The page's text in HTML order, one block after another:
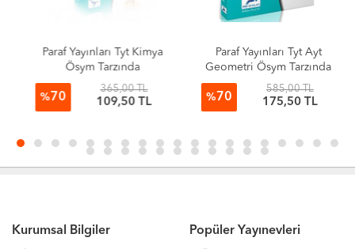
Paraf Yayınları Tyt Kimya
Ösym Tarzında
Hazırlanmış Soru
Kütüphanesi
%70
365,00 TL
109,50 TL
Paraf Yayınları Tyt Ayt
Geometri Ösym Tarzında
Hazırlanmış Soru
Kütüphanesi
%70
585,00 TL
175,50 TL
Kurumsal Bilgiler Popüler Yayınevleri